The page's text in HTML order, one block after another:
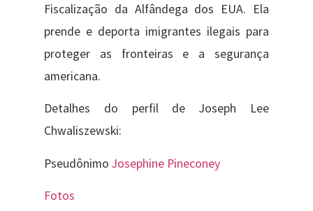
Fiscalização da Alfândega dos EUA. Ela
prende e deporta imigrantes ilegais para
proteger as fronteiras e a segurança
americana.
Detalhes do perfil de Joseph Lee
Chwaliszewski:
Pseudônimo Josephine Pineconey
Fotos